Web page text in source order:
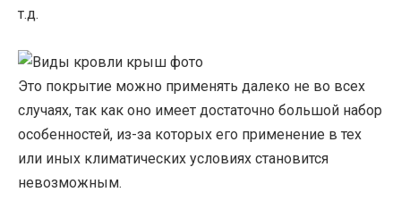
т.д.
Это покрытие можно применять далеко не во всех
случаях, так как оно имеет достаточно большой набор
особенностей, из-за которых его применение в тех
или иных климатических условиях становится
невозможным.